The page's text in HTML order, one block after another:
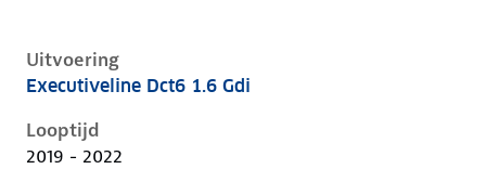
Uitvoering
Kia Niro i-de-1e-facelift, 1.6 gdi, 104 kW, Hybride
Executiveline Dct6 1.6 Gdi
Looptijd
2019 - 2022